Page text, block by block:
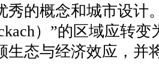
秀的概念和城市设计
）”的区域应转
生态与经济效应，并